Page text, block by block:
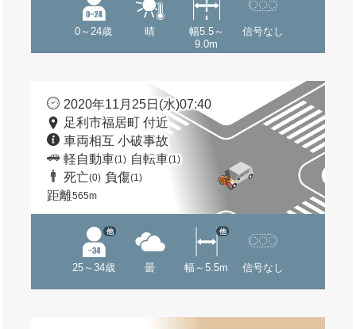
0～24歳 晴
幅5.5～
9.0m
信号なし
2020年11月25日(水)07:40
足利市福居町 付近
車両相互 小破事故
軽自動車(1) 自転車(1)
死亡(0) 負傷(1)
距離565m
25～34歳
他
曇 幅～5.5m
他
信号なし